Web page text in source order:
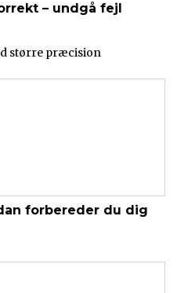
– undgå fejl
større præcision
forbereder du dig